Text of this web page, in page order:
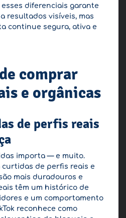
diferenciais garante
resultados visíveis, mas
continue segura, ativa e
comprar
e orgânicas
de perfis reais
importa — e muito.
curtidas de perfis reais e
mais duradouros e
têm um histórico de
e um comportamento
reconhece como